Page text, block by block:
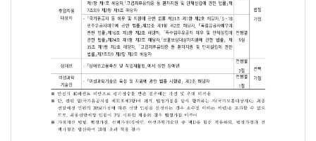
우주과학본부
태양계소전체
우주탐사 / 천문관관측기기, 전저시스템
GNSS / 전리권
SPHEREx 관련 기기 개발 및 과학연구
관측천문학
위성 레이저통신 및 양자통신
우주위험감시센터SLR
* 모집분야에 대한 세부내용은 연수제안서 참조
2. 공통 응시자격 및 우대한사항